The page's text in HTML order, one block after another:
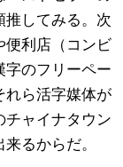
推してみる。次
便利店（コンビ
字のフリーペー
れら活字媒体が
チャイナタウン
るからだ。